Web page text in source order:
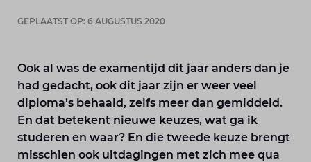
GEPLAATST OP: 6 AUGUSTUS 2020
Ook al was de examentijd dit jaar anders dan je
had gedacht, ook dit jaar zijn er weer veel
diploma’s behaald, zelfs meer dan gemiddeld.
En dat betekent nieuwe keuzes, wat ga ik
studeren en waar? En die tweede keuze brengt
misschien ook uitdagingen met zich mee qua